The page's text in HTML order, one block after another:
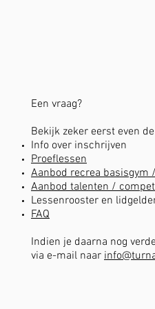
Een vraag?
Bekijk zeker eerst even
Info over inschrijven
Proeflessen
Aanbod recrea
Aanbod talenten /
Lessenrooster en
FAQ
Indien je daarna nog
via e-mail naar info@